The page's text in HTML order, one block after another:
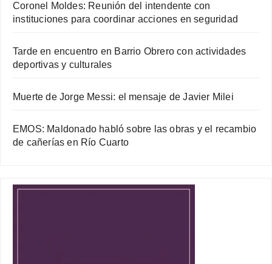
Coronel Moldes: Reunión del intendente con
instituciones para coordinar acciones en seguridad
Tarde en encuentro en Barrio Obrero con actividades
deportivas y culturales
Muerte de Jorge Messi: el mensaje de Javier Milei
EMOS: Maldonado habló sobre las obras y el recambio
de cañerías en Río Cuarto